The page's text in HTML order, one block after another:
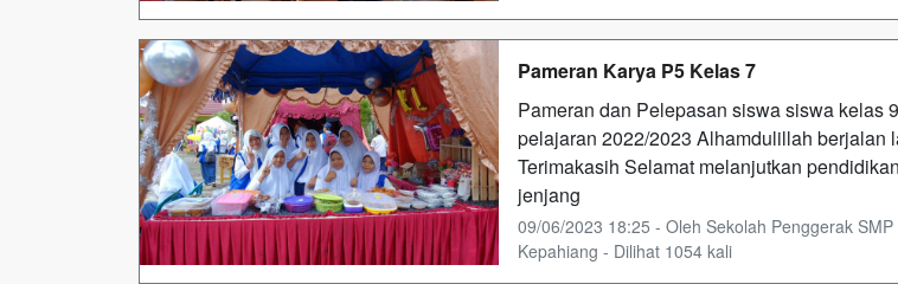
Pameran Karya P5 Kelas 7
Pameran dan Pelepasan siswa siswa kelas
pelajaran 2022/2023 Alhamdulillah berjalan
Terimakasih Selamat melanjutkan
jenjang
09/06/2023 18:25 - Oleh Sekolah Penggerak SMP
Kepahiang - Dilihat 1054 kali